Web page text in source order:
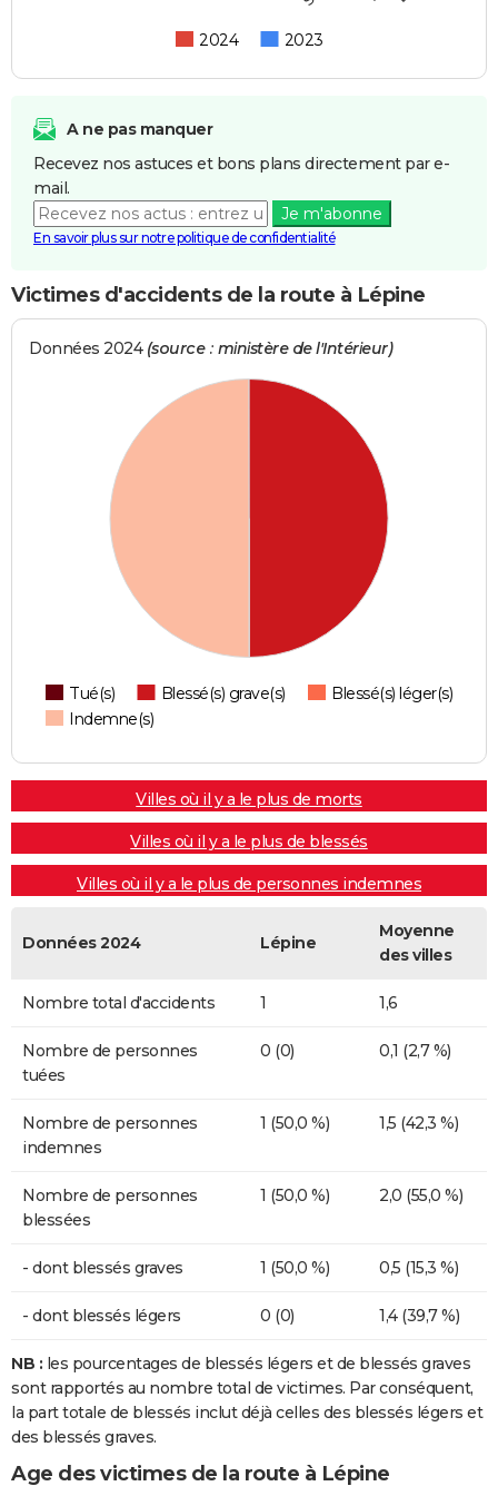
2024 2023
A ne pas manquer
Recevez nos astuces et bons plans directement par e-
mail.
Je m'abonne
En savoir plus sur notre politique de confidentialité
Victimes d'accidents de la route à Lépine
Données 2024 (source : ministère de l'Intérieur)
Tué(s) Blessé(s) grave(s)
Blessé(s) léger(s)
Indemne(s)
Villes où il y a le plus de morts
Villes où il y a le plus de blessés
Villes où il y a le plus de personnes indemnes
Données 2024 Lépine
Moyenne
des villes
Nombre total d'accidents 1 1,6
Nombre de personnes
tuées
0 (0) 0,1 (2,7 %)
Nombre de personnes
indemnes
1 (50,0 %) 1,5 (42,3 %)
Nombre de personnes
blessées
1 (50,0 %) 2,0 (55,0 %)
- dont blessés graves 1 (50,0 %) 0,5 (15,3 %)
- dont blessés légers 0 (0) 1,4 (39,7 %)
NB : les pourcentages de blessés légers et de blessés graves
sont rapportés au nombre total de victimes. Par conséquent,
la part totale de blessés inclut déjà celles des blessés légers et
des blessés graves.
Age des victimes de la route à Lépine